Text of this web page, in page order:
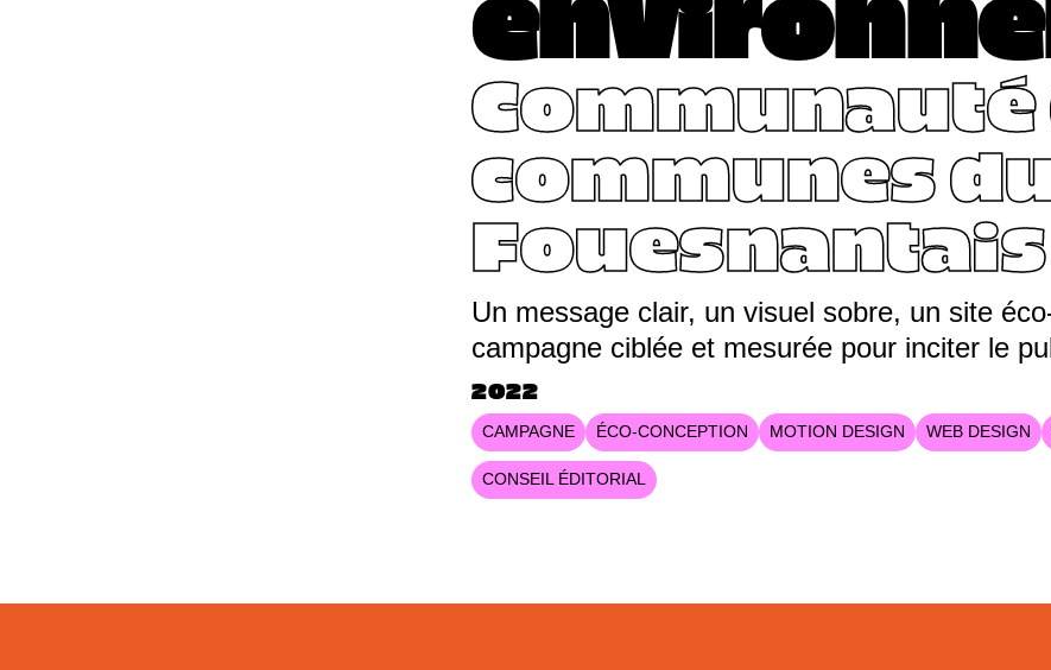
Communauté
communes
Fouesnantais
Un message clair, un visuel sobre, un site
campagne ciblée et mesurée pour inciter le
2022
CAMPAGNE ÉCO-CONCEPTION MOTION DESIGN WEB DESIGN
CONSEIL ÉDITORIAL